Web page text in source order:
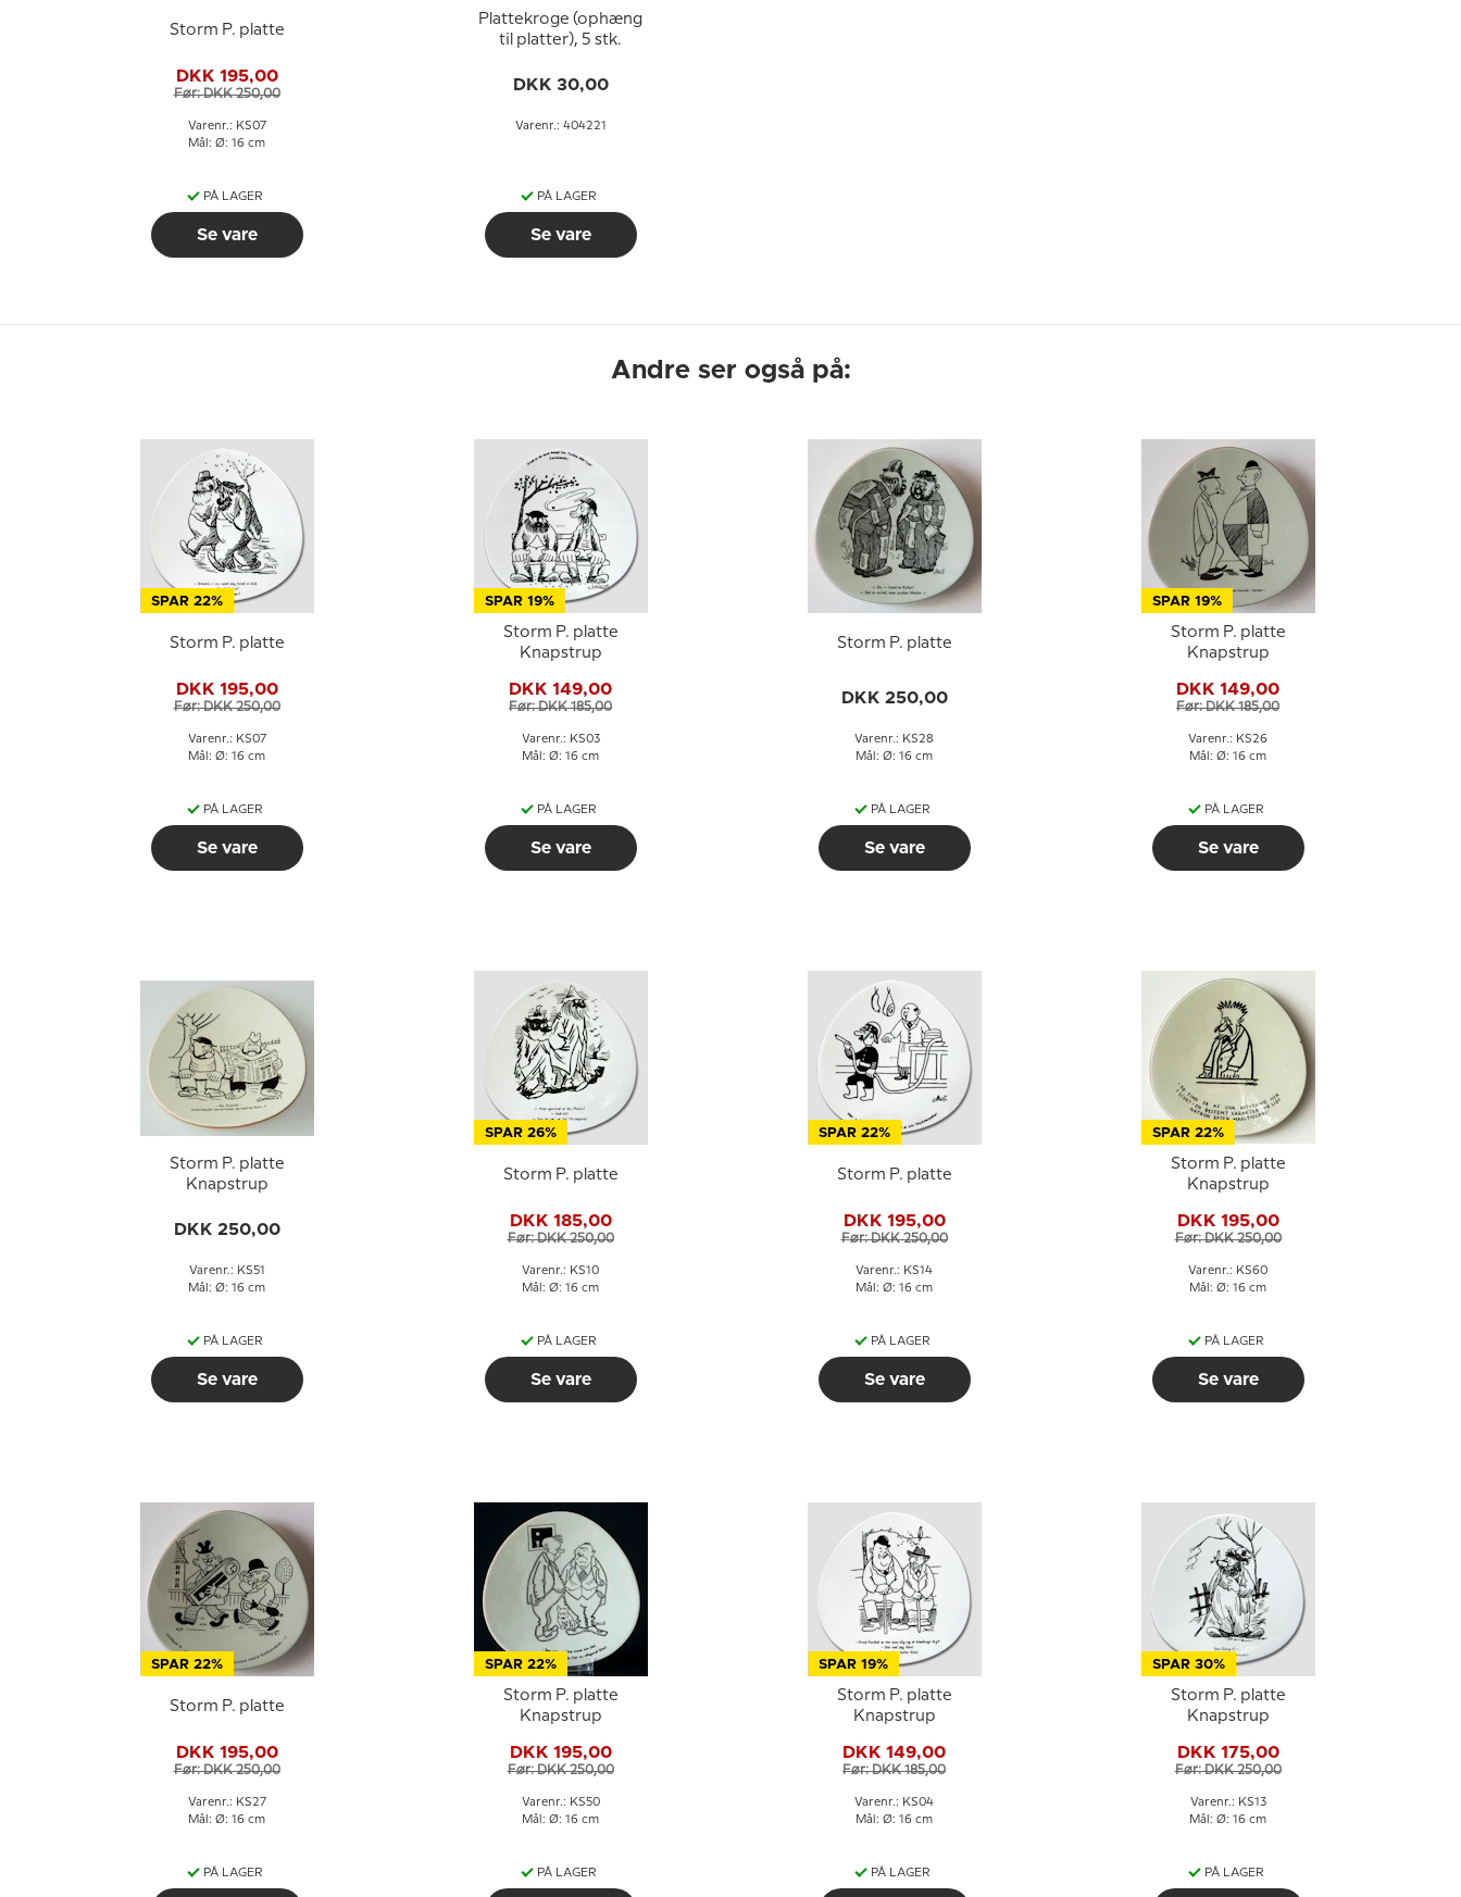
Storm P. platte
DKK 195,00
Før: DKK 250,00
Varenr.: KS07
Mål: Ø: 16 cm
PÅ LAGER
Se vare
Plattekroge (ophæng
til platter), 5 stk.
DKK 30,00
Varenr.: 404221
PÅ LAGER
Se vare
Andre ser også på:
SPAR 22%
Storm P. platte
DKK 195,00
Før: DKK 250,00
Varenr.: KS07
Mål: Ø: 16 cm
PÅ LAGER
Se vare
SPAR 19%
Storm P. platte
Knapstrup
DKK 149,00
Før: DKK 185,00
Varenr.: KS03
Mål: Ø: 16 cm
PÅ LAGER
Se vare
Storm P. platte
DKK 250,00
Varenr.: KS28
Mål: Ø: 16 cm
PÅ LAGER
Se vare
SPAR 19%
Storm P. platte
Knapstrup
DKK 149,00
Før: DKK 185,00
Varenr.: KS26
Mål: Ø: 16 cm
PÅ LAGER
Se vare
Storm P. platte
Knapstrup
DKK 250,00
Varenr.: KS51
Mål: Ø: 16 cm
PÅ LAGER
Se vare
SPAR 26%
Storm P. platte
DKK 185,00
Før: DKK 250,00
Varenr.: KS10
Mål: Ø: 16 cm
PÅ LAGER
Se vare
SPAR 22%
Storm P. platte
DKK 195,00
Før: DKK 250,00
Varenr.: KS14
Mål: Ø: 16 cm
PÅ LAGER
Se vare
SPAR 22%
Storm P. platte
Knapstrup
DKK 195,00
Før: DKK 250,00
Varenr.: KS60
Mål: Ø: 16 cm
PÅ LAGER
Se vare
SPAR 22%
Storm P. platte
DKK 195,00
Før: DKK 250,00
Varenr.: KS27
Mål: Ø: 16 cm
PÅ LAGER
SPAR 22%
Storm P. platte
Knapstrup
DKK 195,00
Før: DKK 250,00
Varenr.: KS50
Mål: Ø: 16 cm
PÅ LAGER
SPAR 19%
Storm P. platte
Knapstrup
DKK 149,00
Før: DKK 185,00
Varenr.: KS04
Mål: Ø: 16 cm
PÅ LAGER
SPAR 30%
Storm P. platte
Knapstrup
DKK 175,00
Før: DKK 250,00
Varenr.: KS13
Mål: Ø: 16 cm
PÅ LAGER